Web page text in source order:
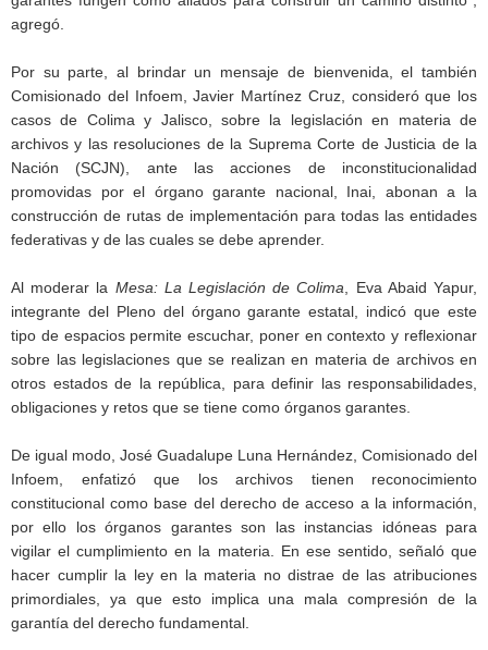
agregó.
Por su parte, al brindar un mensaje de bienvenida, el también
Comisionado del Infoem, Javier Martínez Cruz, consideró que los
casos de Colima y Jalisco, sobre la legislación en materia de
archivos y las resoluciones de la Suprema Corte de Justicia de la
Nación (SCJN), ante las acciones de inconstitucionalidad
promovidas por el órgano garante nacional, Inai, abonan a la
construcción de rutas de implementación para todas las entidades
federativas y de las cuales se debe aprender.
Al moderar la Mesa: La Legislación de Colima , Eva Abaid Yapur,
integrante del Pleno del órgano garante estatal, indicó que este
tipo de espacios permite escuchar, poner en contexto y reflexionar
sobre las legislaciones que se realizan en materia de archivos en
otros estados de la república, para definir las responsabilidades,
obligaciones y retos que se tiene como órganos garantes.
De igual modo, José Guadalupe Luna Hernández, Comisionado del
Infoem, enfatizó que los archivos tienen reconocimiento
constitucional como base del derecho de acceso a la información,
por ello los órganos garantes son las instancias idóneas para
vigilar el cumplimiento en la materia. En ese sentido, señaló que
hacer cumplir la ley en la materia no distrae de las atribuciones
primordiales, ya que esto implica una mala compresión de la
garantía del derecho fundamental.